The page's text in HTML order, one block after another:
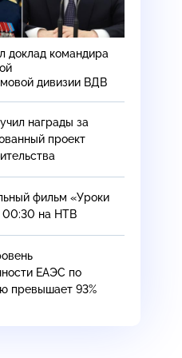
доклад командира
дивизии ВДВ
награды за
проект
фильм «Уроки
00:30 на НТВ
ЕАЭС по
превышает 93%